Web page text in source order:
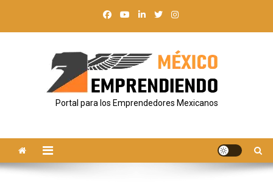
Portal para los Emprendedores Mexicanos